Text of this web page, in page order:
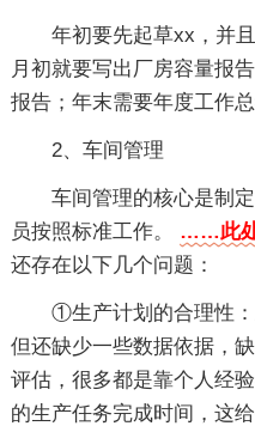
年初要先起草xx，并
月初就要写出厂房容量报
报告；年末需要年度工作
2、车间管理
车间管理的核心是制
员按照标准工作。 ……此
还存在以下几个问题：
①生产计划的合理性：
但还缺少一些数据依据，
评估，很多都是靠个人经
的生产任务完成时间，这